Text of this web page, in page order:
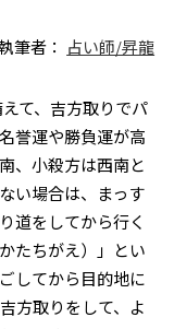
筆者： 占い師/昇龍
て、吉方取りでパ
誉運や勝負運が高
、小殺方は西南と
い場合は、まっす
道をしてから行く
たちがえ）」とい
してから目的地に
方取りをして、よ